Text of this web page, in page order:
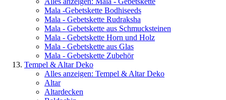
Mala -Gebetskette Bodhiseeds
Mala - Gebetskette Rudraksha
Mala - Gebetskette aus Schmucksteinen
Mala - Gebetskette Horn und Holz
Mala - Gebetskette aus Glas
Mala - Gebetskette Zubehör
Tempel & Altar Deko
Alles anzeigen: Tempel & Altar Deko
Altar
Altardecken